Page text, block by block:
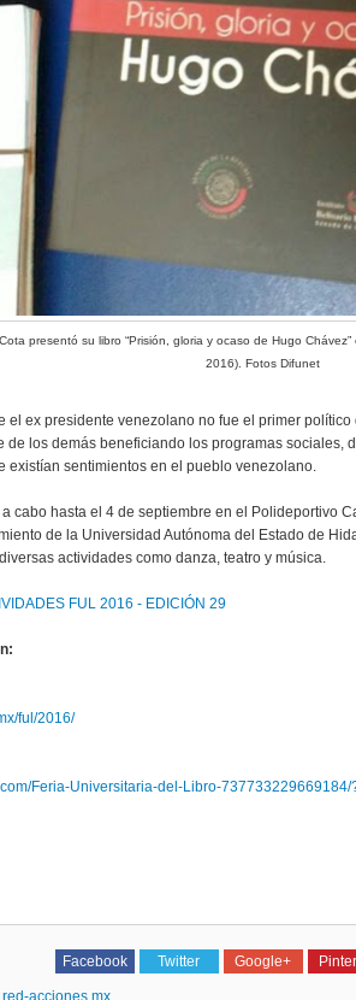
presentó su libro “Prisión, gloria y ocaso de Hugo
2016). Fotos Difunet
el ex presidente venezolano no fue el primer
de los demás beneficiando los programas sociales,
existían sentimientos en el pueblo venezolano.
cabo hasta el 4 de septiembre en el Polideportivo
de la Universidad Autónoma del Estado de
actividades como danza, teatro y música.
FUL 2016 - EDICIÓN 29
ful/2016/
Feria-Universitaria-del-Libro-737733229669184/
Facebook Twitter Google+
acciones.mx